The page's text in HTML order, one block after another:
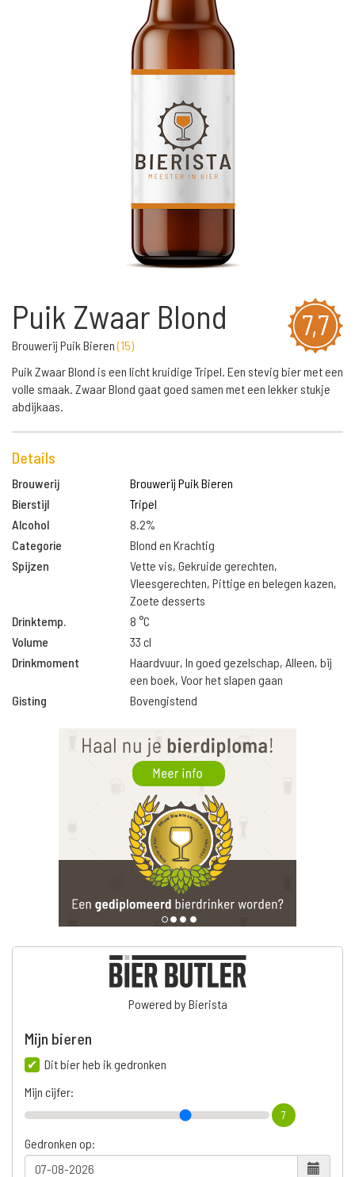
7,7
Puik Zwaar Blond
Brouwerij Puik Bieren(15)
Puik Zwaar Blond is een licht kruidige Tripel. Een stevig bier met een
volle smaak. Zwaar Blond gaat goed samen met een lekker stukje
abdijkaas.
Details
Brouwerij
Brouwerij Puik Bieren
Bierstijl
Tripel
Alcohol
8.2%
Categorie
Blond en Krachtig
Spijzen
Vette vis, Gekruide gerechten,
Vleesgerechten, Pittige en belegen kazen,
Zoete desserts
Drinktemp.
8 °C
Volume
33 cl
Drinkmoment
Haardvuur, In goed gezelschap, Alleen, bij
een boek, Voor het slapen gaan
Gisting
Bovengistend
Powered by Bierista
Mijn bieren
Dit bier heb ik gedronken
Mijn cijfer:
7
Gedronken op: